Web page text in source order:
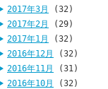
2017年3月
(32)
2017年2月
(29)
2017年1月
(32)
2016年12月
(32)
2016年11月
(31)
2016年10月
(32)